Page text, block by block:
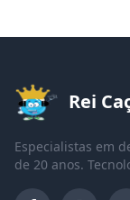
Rei
Especialistas em
de 20 anos.